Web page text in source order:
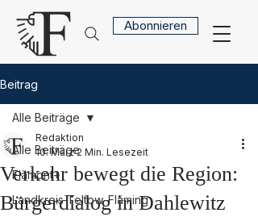
Abonnieren
Beitrag
Alle Beiträge
Flämont+
Landkreis Teltow-Fläming
Alle Beiträge
Verkehr bewegt die Region:
Bürgerdialog in Dahlewitz
Redaktion
10. März 2 Min. Lesezeit